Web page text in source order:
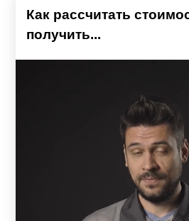
Как рассчитать
получить...